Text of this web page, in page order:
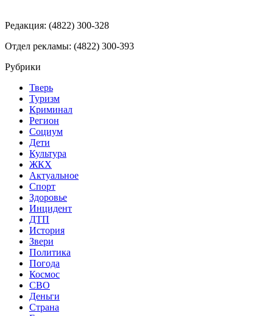
Редакция: (4822) 300-328
Отдел рекламы: (4822) 300-393
Рубрики
Тверь
Туризм
Криминал
Регион
Социум
Дети
Культура
ЖКХ
Актуальное
Спорт
Здоровье
Инцидент
ДТП
История
Звери
Политика
Погода
Космос
СВО
Деньги
Страна